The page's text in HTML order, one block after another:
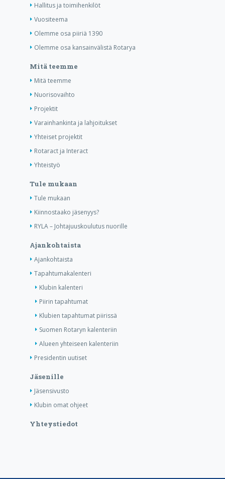
Hallitus ja toimihenkilöt
Vuositeema
Olemme osa piiriä 1390
Olemme osa kansainvälistä Rotarya
Mitä teemme
Mitä teemme
Nuorisovaihto
Projektit
Varainhankinta ja lahjoitukset
Yhteiset projektit
Rotaract ja Interact
Yhteistyö
Tule mukaan
Tule mukaan
Kiinnostaako jäsenyys?
RYLA – Johtajuuskoulutus nuorille
Ajankohtaista
Ajankohtaista
Tapahtumakalenteri
Klubin kalenteri
Piirin tapahtumat
Klubien tapahtumat piirissä
Suomen Rotaryn kalenteriin
Alueen yhteiseen kalenteriin
Presidentin uutiset
Jäsenille
Jäsensivusto
Klubin omat ohjeet
Yhteystiedot